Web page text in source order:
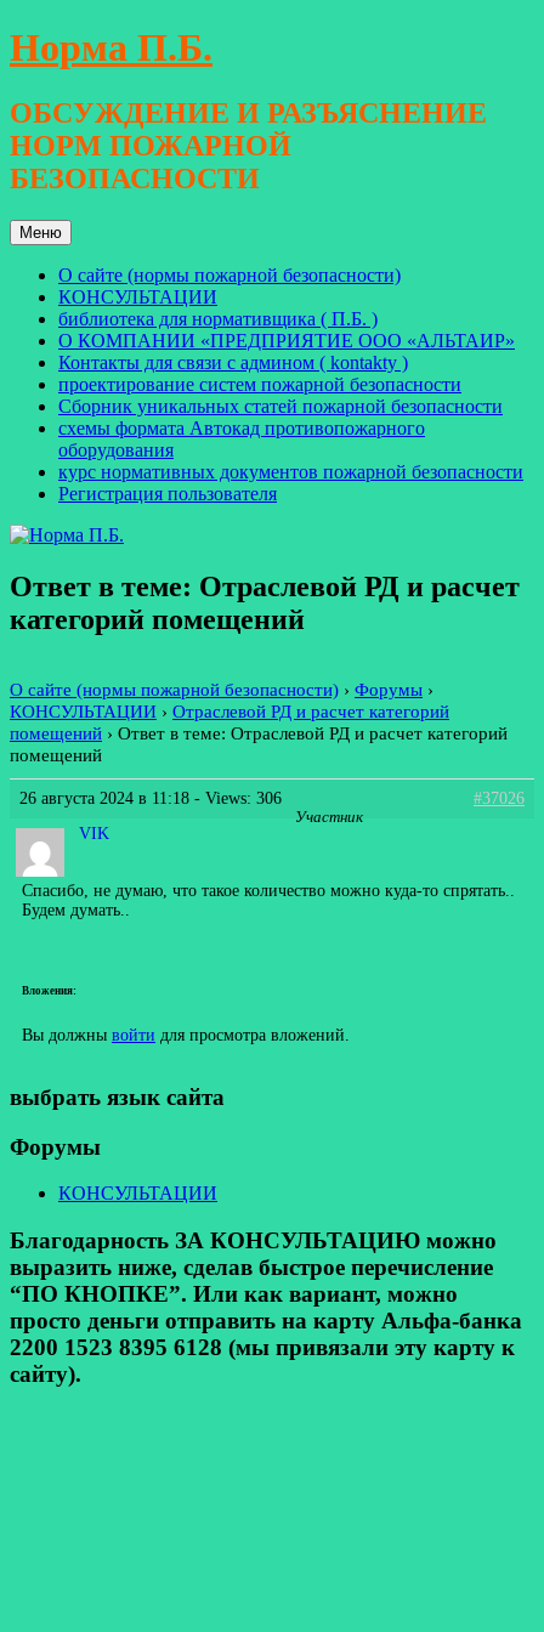
Перейти
к
Норма П.Б.
ОБСУЖДЕНИЕ И РАЗЪЯСНЕНИЕ
НОРМ ПОЖАРНОЙ
БЕЗОПАСНОСТИ
Меню
О сайте (нормы пожарной безопасности)
КОНСУЛЬТАЦИИ
библиотека для нормативщика ( П.Б. )
О КОМПАНИИ «ПРЕДПРИЯТИЕ ООО «АЛЬТАИР»
Контакты для связи с админом ( kontakty )
проектирование систем пожарной безопасности
Сборник уникальных статей пожарной безопасности
схемы формата Автокад противопожарного
оборудования
курс нормативных документов пожарной безопасности
Регистрация пользователя
Ответ в теме: Отраслевой РД и расчет
категорий помещений
О сайте (нормы пожарной безопасности) › Форумы ›
КОНСУЛЬТАЦИИ › Отраслевой РД и расчет категорий
помещений › Ответ в теме: Отраслевой РД и расчет категорий
помещений
26 августа 2024 в 11:18 - Views: 306
#37026
VIK
Участник
Спасибо, не думаю, что такое количество можно куда-то спрятать..
Будем думать..
Вложения:
Вы должны войти для просмотра вложений.
выбрать язык сайта
Форумы
КОНСУЛЬТАЦИИ
Благодарность ЗА КОНСУЛЬТАЦИЮ можно
выразить ниже, сделав быстрое перечисление
“ПО КНОПКЕ”. Или как вариант, можно
просто деньги отправить на карту Альфа-банка
2200 1523 8395 6128 (мы привязали эту карту к
сайту).